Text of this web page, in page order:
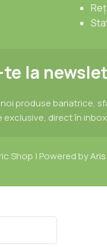
te la
produse bariatrice,
direct în
Shop | Powered by